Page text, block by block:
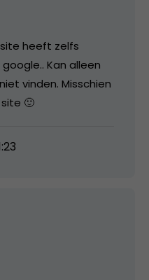
heeft zelfs
Kan alleen
vinden. Misschien
🙂